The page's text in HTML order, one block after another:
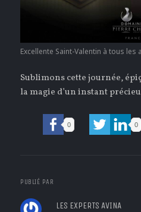
Excellente Saint-Valentin à tous les
Sublimons cette journée,
la magie d’un instant
0 0
PUBLIÉ PAR
LES EXPERTS AVINA